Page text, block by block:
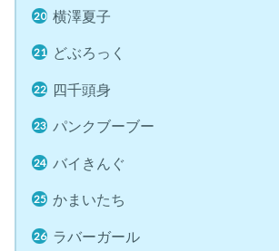
横澤夏子
どぶろっく
四千頭身
パンクブーブー
バイきんぐ
かまいたち
ラバーガール